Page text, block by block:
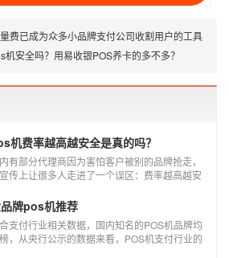
费已成为众多小品牌支付公司收割用户的工具
机安全吗？用易收银POS养卡的多不多？
机费率越高越安全是真的吗？
有部分代理商因为害怕客户被别的品牌抢走，
传上让很多人走进了一个误区：费率越高越安
是这样吗?
牌pos机推荐
支付行业相关数据，国内知名的POS机品牌均
，从央行公示的数据来看，POS机支付行业的